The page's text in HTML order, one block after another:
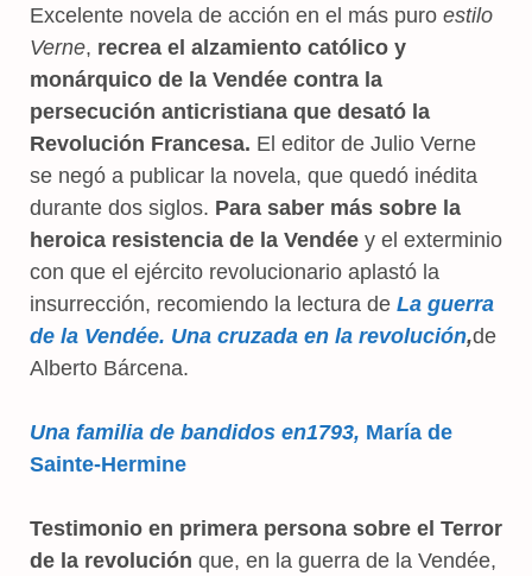
Excelente novela de acción en el más puro estilo
Verne, recrea el alzamiento católico y
monárquico de la Vendée contra la
persecución anticristiana que desató la
Revolución Francesa. El editor de Julio Verne
se negó a publicar la novela, que quedó inédita
durante dos siglos. Para saber más sobre la
heroica resistencia de la Vendée y el exterminio
con que el ejército revolucionario aplastó la
insurrección, recomiendo la lectura de La guerra
de la Vendée. Una cruzada en la revolución,de
Alberto Bárcena.
Una familia de bandidos en1793, María de
Sainte-Hermine
Testimonio en primera persona sobre el Terror
de la revolución que, en la guerra de la Vendée,